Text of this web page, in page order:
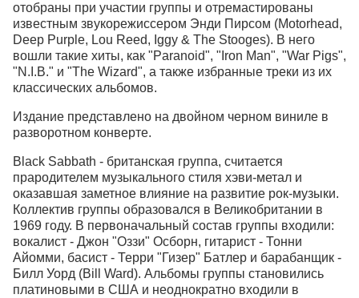
отобраны при участии группы и отремастированы
известным звукорежиссером Энди Пирсом (Motorhead,
Deep Purple, Lou Reed, Iggy & The Stooges). В него
вошли такие хиты, как "Paranoid", "Iron Man", "War Pigs",
"N.I.B." и "The Wizard", а также избранные треки из их
классических альбомов.
Издание представлено на двойном черном виниле в
разворотном конверте.
Black Sabbath - британская группа, считается
прародителем музыкального стиля хэви-метал и
оказавшая заметное влияние на развитие рок-музыки.
Коллектив группы образовался в Великобритании в
1969 году. В первоначальный состав группы входили:
вокалист - Джон "Оззи" Осборн, гитарист - Тонни
Айомми, басист - Терри "Гизер" Батлер и барабанщик -
Билл Уорд (Bill Ward). Альбомы группы становились
платиновыми в США и неоднократно входили в